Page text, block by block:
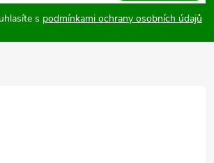
s podmínkami ochrany osobních údajů